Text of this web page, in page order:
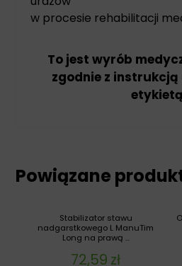
w procesie rehabilitacji
To jest wyrób
zgodnie z
Powiązane
Stabilizator stawu
nadgarstkowego L ManuTim
Long na prawą ...
72,59 zł